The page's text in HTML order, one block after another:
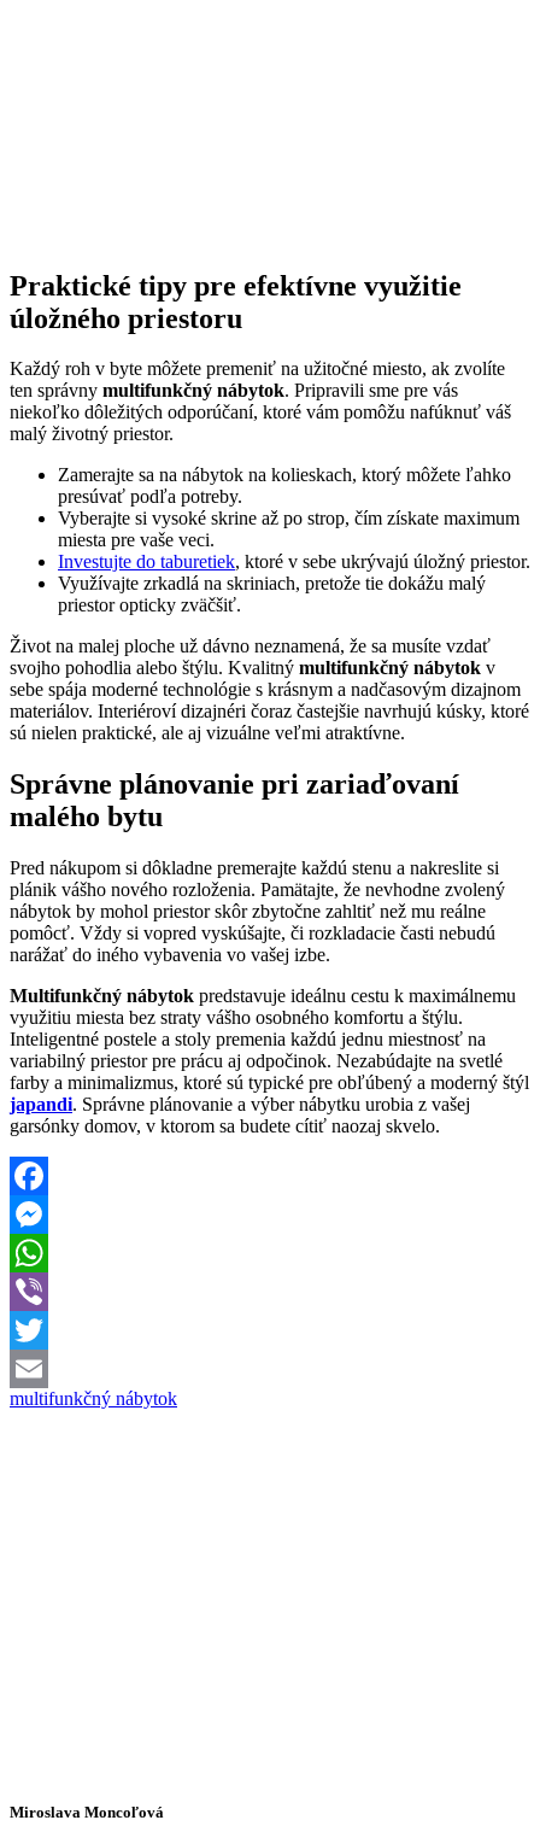
Praktické tipy pre efektívne využitie
úložného priestoru
Každý roh v byte môžete premeniť na užitočné miesto, ak zvolíte
ten správny multifunkčný nábytok. Pripravili sme pre vás
niekoľko dôležitých odporúčaní, ktoré vám pomôžu nafúknuť váš
malý životný priestor.
Zamerajte sa na nábytok na kolieskach, ktorý môžete ľahko
presúvať podľa potreby.
Vyberajte si vysoké skrine až po strop, čím získate maximum
miesta pre vaše veci.
Investujte do taburetiek, ktoré v sebe ukrývajú úložný priestor.
Využívajte zrkadlá na skriniach, pretože tie dokážu malý
priestor opticky zväčšiť.
Život na malej ploche už dávno neznamená, že sa musíte vzdať
svojho pohodlia alebo štýlu. Kvalitný multifunkčný nábytok v
sebe spája moderné technológie s krásnym a nadčasovým dizajnom
materiálov. Interiéroví dizajnéri čoraz častejšie navrhujú kúsky, ktoré
sú nielen praktické, ale aj vizuálne veľmi atraktívne.
Správne plánovanie pri zariaďovaní
malého bytu
Pred nákupom si dôkladne premerajte každú stenu a nakreslite si
plánik vášho nového rozloženia. Pamätajte, že nevhodne zvolený
nábytok by mohol priestor skôr zbytočne zahltiť než mu reálne
pomôcť. Vždy si vopred vyskúšajte, či rozkladacie časti nebudú
narážať do iného vybavenia vo vašej izbe.
Multifunkčný nábytok predstavuje ideálnu cestu k maximálnemu
využitiu miesta bez straty vášho osobného komfortu a štýlu.
Inteligentné postele a stoly premenia každú jednu miestnosť na
variabilný priestor pre prácu aj odpočinok. Nezabúdajte na svetlé
farby a minimalizmus, ktoré sú typické pre obľúbený a moderný štýl
japandi. Správne plánovanie a výber nábytku urobia z vašej
garsónky domov, v ktorom sa budete cítiť naozaj skvelo.
Facebook
Messenger
WhatsApp
Viber
Twitter
Email
multifunkčný nábytok
Miroslava Moncoľová